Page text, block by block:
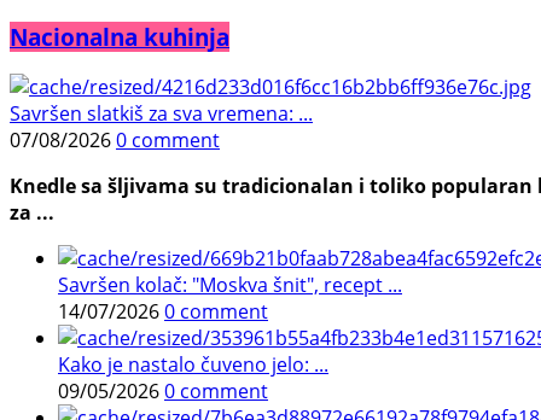
Nacionalna kuhinja
Savršen slatkiš za sva vremena: ...
07/08/20260 comment
Knedle sa šljivama su tradicionalan i toliko popularan
za ...
Savršen kolač: "Moskva šnit", recept ...
14/07/20260 comment
Kako je nastalo čuveno jelo: ...
09/05/20260 comment